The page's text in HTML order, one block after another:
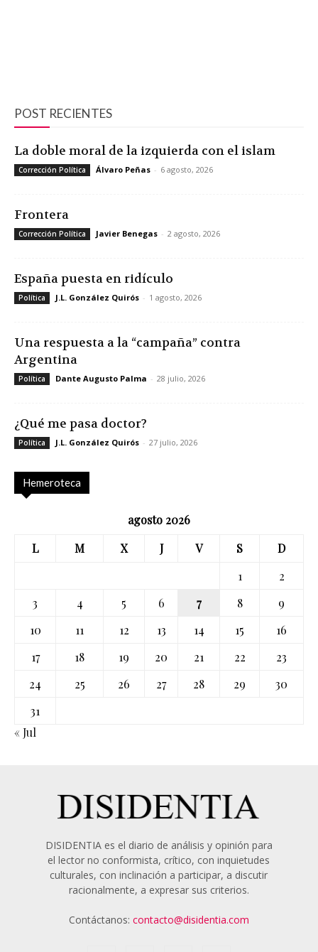
POST RECIENTES
La doble moral de la izquierda con el islam
Corrección Política Álvaro Peñas - 6 agosto, 2026
Frontera
Corrección Política Javier Benegas - 2 agosto, 2026
España puesta en ridículo
Política J.L. González Quirós - 1 agosto, 2026
Una respuesta a la “campaña” contra
Argentina
Política Dante Augusto Palma - 28 julio, 2026
¿Qué me pasa doctor?
Política J.L. González Quirós - 27 julio, 2026
Hemeroteca
agosto 2026
L
M X J V S
D
1
2
3
4 5 6 7 8
9
10
11 12 13 14 15
16
17
18 19 20 21 22
23
24
25 26 27 28 29
30
31
« Jul
DISIDENTIA es el diario de análisis y opinión para
el lector no conformista, crítico, con inquietudes
culturales, con inclinación a participar, a discutir
racionalmente, a expresar sus criterios.
Contáctanos: contacto@disidentia.com